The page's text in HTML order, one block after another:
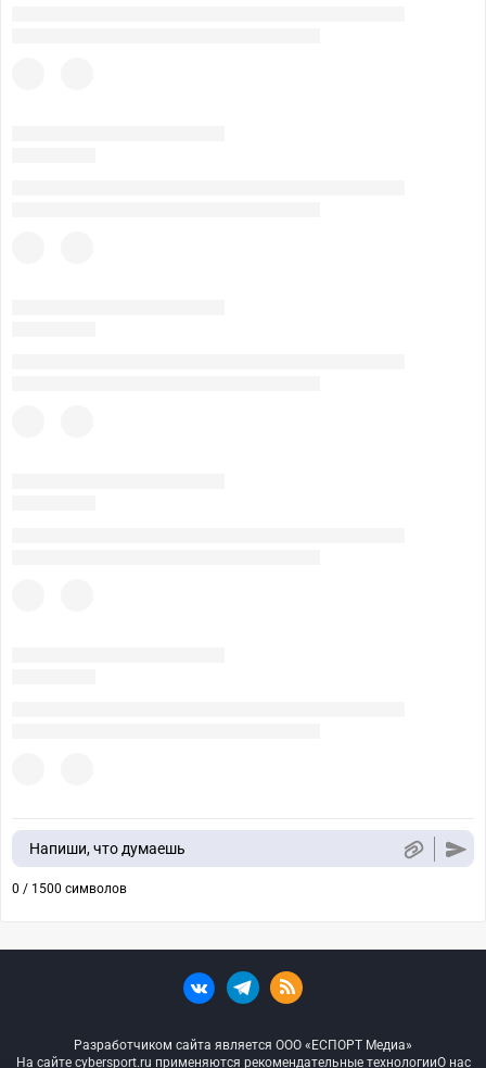
Напиши, что думаешь
0 / 1500 символов
Разработчиком сайта является ООО «ЕСПОРТ Медиа»
На сайте cybersport.ru применяются рекомендательные технологииО нас